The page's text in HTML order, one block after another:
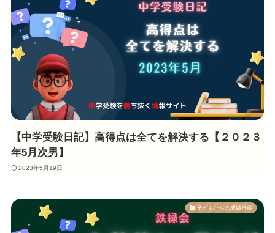
【中学受験日記】高得点は全てを解決する【２０２３
年5月次男】
2023年5月19日
子どもたちの成績推移